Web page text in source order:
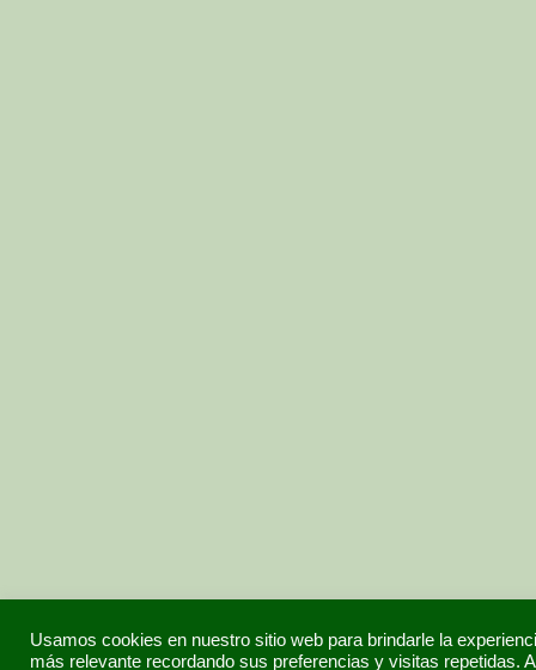
Usamos cookies en nuestro sitio web para brindarle la
más relevante recordando sus preferencias y visitas repetidas.